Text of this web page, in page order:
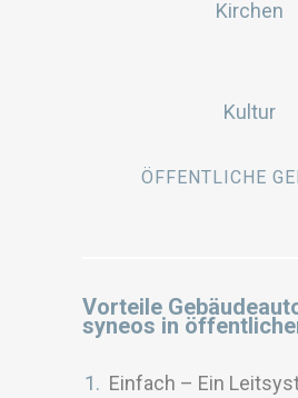
Kirchen
Kultur
ÖFFENTLICHE
Vorteile
syneos in
Einfach – Ein